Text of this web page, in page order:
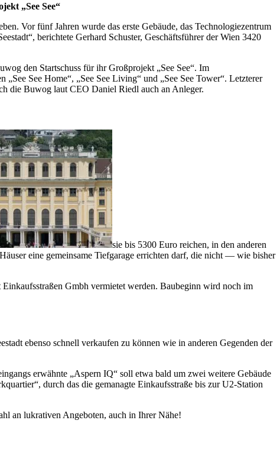
„See See“
Vor fünf Jahren wurde das erste Gebäude, das Technologiezentrum
berichtete Gerhard Schuster, Geschäftsführer der Wien 3420
den Startschuss für ihr Großprojekt „See See“. Im
See Home“, „See See Living“ und „See See Tower“. Letzterer
die Buwog laut CEO Daniel Riedl auch an Anleger.
sie bis 5300 Euro reichen, in den anderen
eine gemeinsame Tiefgarage errichten darf, die nicht — wie bisher
Gmbh vermietet werden. Baubeginn wird noch im
ebenso schnell verkaufen zu können wie in anderen Gegenden der
erwähnte „Aspern IQ“ soll etwa bald um zwei weitere Gebäude
durch das die gemanagte Einkaufsstraße bis zur U2-Station
an lukrativen Angeboten, auch in Ihrer Nähe!